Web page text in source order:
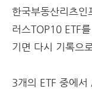
한국부동산리츠인
러스TOP10 ETF
기면 다시 기록으
3개의 ETF 중에